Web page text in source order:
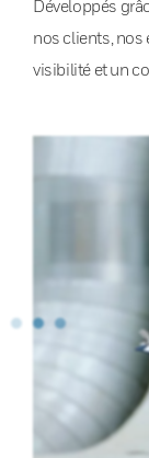
Développés
nos clients, nos
visibilité et un